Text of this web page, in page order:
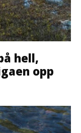
hell,
opp